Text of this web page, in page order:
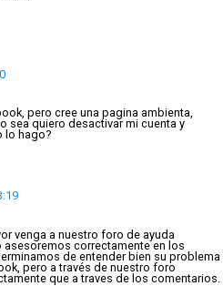
pero cree una pagina ambienta,
sea quiero desactivar mi cuenta y
lo hago?
venga a nuestro foro de ayuda
correctamente en los
de entender bien su problema
pero a través de nuestro foro
que a traves de los comentarios.